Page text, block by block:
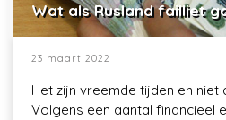
Wat als Rusland failliet
23 maart 2022
Het zijn vreemde tijden en
Volgens een aantal financieel